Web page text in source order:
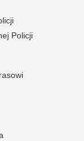
Policji